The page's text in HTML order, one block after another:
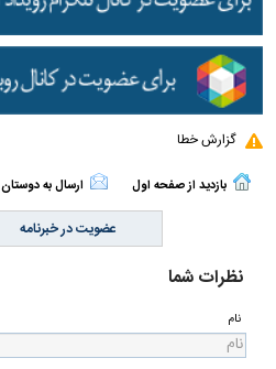
گزارش خطا
بازدید از صفحه اول ارسال به دوستان
عضویت در خبرنامه
نظرات شما
نام